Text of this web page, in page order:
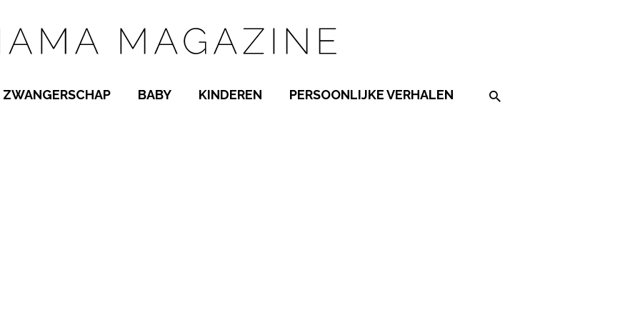
ZWANGERSCHAP BABY KINDEREN PERSOONLIJKE VERHALEN Search on the website